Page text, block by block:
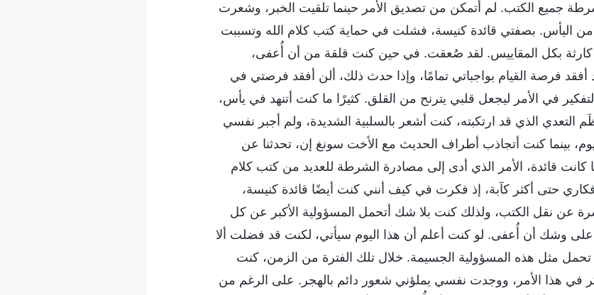
جميع الكتب. لم أتمكن من تصديق الأمر حينما تلقيت الخبر، وشعرت
اليأس. بصفتي قائدة كنيسة، فشلت في حماية كتب كلام الله وتسببت
بكل المقاييس. لقد صُعقت. في حين كنت قلقة من أن أُعفى،
فرصة القيام بواجباتي تمامًا، وإذا حدث ذلك، ألن أفقد فرصتي في
في الأمر ليجعل قلبي يترنح من القلق. كثيرًا ما كنت أتنهد في يأس،
الذي قد ارتكبته، كنت أشعر بالسلبية الشديدة، ولم أجبر نفسي
يوم، بينما كنت أتجاذب أطراف الحديث مع الأخت سونغ إن، تحدثنا عن
كانت قائدة، الأمر الذي أدى إلى مصادرة الشرطة للعديد من كتب كلام
حتى أكثر كآبة، إذ فكرت في كيف أنني كنت أيضًا قائدة كنيسة،
عن نقل الكتب، ولذلك كنت بلا شك أتحمل المسؤولية الأكبر عن كل
على وشك أن أُعفى. لو كنت أعلم أن هذا اليوم سيأتي، لكنت قد فضلت ألا
تحمل مثل هذه المسؤولية الجسيمة. خلال تلك الفترة من الزمن، كنت
في هذا الأمر، ووجدت نفسي يملؤني شعور دائم بالهجر. على الرغم من